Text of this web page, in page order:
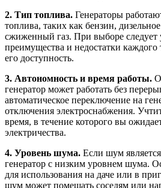
2. Тип топлива. Генераторы
топлива, таких как бензин,
сжиженный газ. При выборе следует
преимущества и недостатки каждого
его доступность.
3. Автономность и время работы.
генератор может работать без
автоматическое переключение на
отключения электроснабжения.
время, в течение которого вы
электричества.
4. Уровень шума. Если шум
генератор с низким уровнем шума.
для использования на даче или в
шум может помешать соседям или